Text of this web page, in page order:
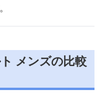
メンズの比較